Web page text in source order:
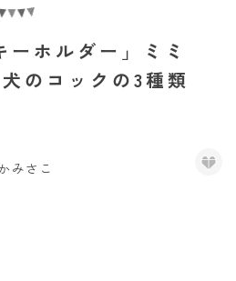
ホルダー」ミミ
のコックの3種類
みさこ